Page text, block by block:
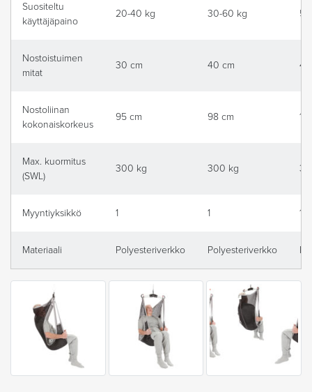
Suositeltu
käyttäjäpaino
20-40 kg 30-60 kg
Nostoistuimen
mitat
30 cm 40 cm
Nostoliinan
kokonaiskorkeus
95 cm 98 cm
Max. kuormitus
(SWL)
300 kg 300 kg
Myyntiyksikkö 1 1 1
Materiaali Polyesteriverkko Polyesteriverkko